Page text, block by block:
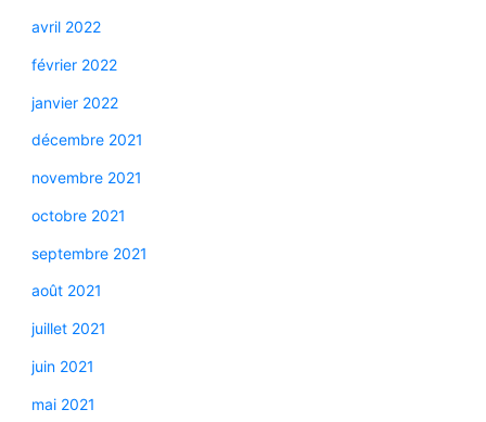
avril 2022
février 2022
janvier 2022
décembre 2021
novembre 2021
octobre 2021
septembre 2021
août 2021
juillet 2021
juin 2021
mai 2021